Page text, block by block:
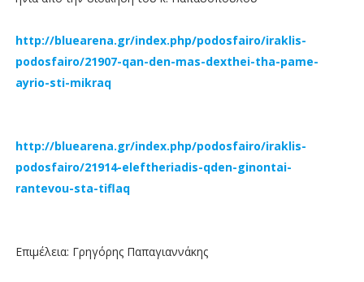
http://bluearena.gr/index.php/podosfairo/iraklis-
podosfairo/21907-qan-den-mas-dexthei-tha-pame-
ayrio-sti-mikraq
http://bluearena.gr/index.php/podosfairo/iraklis-
podosfairo/21914-eleftheriadis-qden-ginontai-
rantevou-sta-tiflaq
Επιμέλεια: Γρηγόρης Παπαγιαννάκης